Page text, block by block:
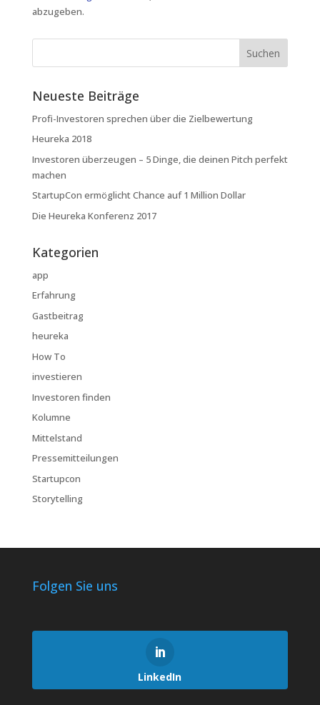
abzugeben.
Neueste Beiträge
Profi-Investoren sprechen über die Zielbewertung
Heureka 2018
Investoren überzeugen – 5 Dinge, die deinen Pitch perfekt
machen
StartupCon ermöglicht Chance auf 1 Million Dollar
Die Heureka Konferenz 2017
Kategorien
app
Erfahrung
Gastbeitrag
heureka
How To
investieren
Investoren finden
Kolumne
Mittelstand
Pressemitteilungen
Startupcon
Storytelling
Folgen Sie uns
LinkedIn